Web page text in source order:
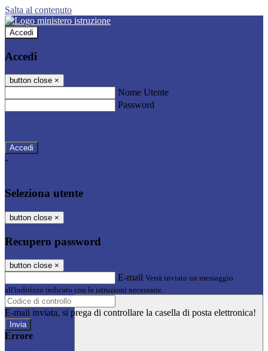
Salta al contenuto
Accedi
Accedi
button close ×
Nome Utente
Password
-
Seleziona utente
button close ×
Recupero password
button close ×
E-mail Verrà inviato un messaggio
all'indirizzo indicato con le istruzioni necessarie.
E-mail inviata, si prega di controllare la casella di posta elettronica!
Errore